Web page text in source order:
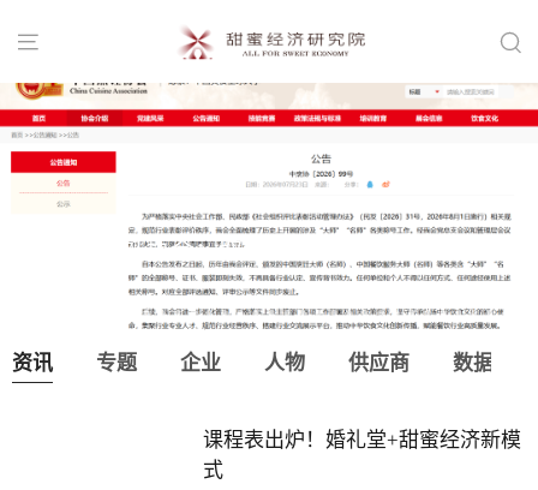
 
中国烹饪协会：取消“大师”“名师”等称
资讯 专题 企业 人物 供应商 数据
课程表出炉！婚礼堂+甜蜜经济新模
式